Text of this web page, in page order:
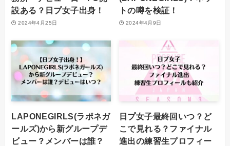
設ある？日プ女子出身！
2024年4月25日
トの噂を検証！
2024年4月9日
LAPONEGIRLS(ラポネガ
ールズ)から新グループデ
ビュー？メンバーは誰？
日プ女子最終回いつ？ど
こで見れる？ファイナル
進出の練習生プロフィー